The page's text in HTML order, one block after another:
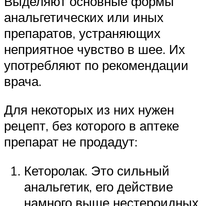
анальгетических или иных
препаратов, устраняющих
неприятное чувство в шее. Их
употребляют по рекомендации
врача.
Для некоторых из них нужен
рецепт, без которого в аптеке
препарат не продадут:
Кеторолак. Это сильный
анальгетик, его действие
намного выше нестероидных